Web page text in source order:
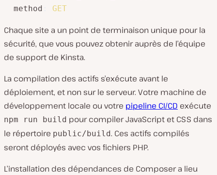
  method
GET
Chaque site a un point de terminaison unique pour la
sécurité, que vous pouvez obtenir auprès de l’équipe
de support de Kinsta.
La compilation des actifs s’exécute avant le
déploiement, et non sur le serveur. Votre machine de
développement locale ou votre pipeline CI/CD exécute
npm run build pour compiler JavaScript et CSS dans
le répertoire public/build. Ces actifs compilés
seront déployés avec vos fichiers PHP.
L’installation des dépendances de Composer a lieu